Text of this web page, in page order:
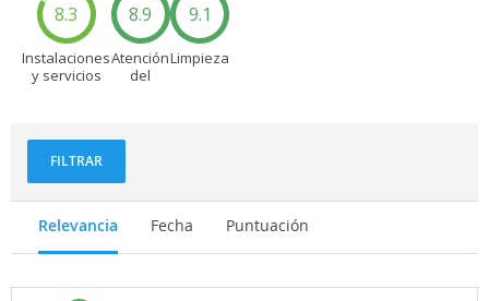
8.3
Instalaciones
y servicios
8.9
Atención
del
9.1
Limpieza
FILTRAR
Relevancia Fecha Puntuación